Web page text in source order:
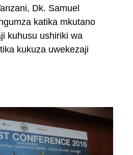
Dk. Samuel
katika mkutano
kuhusu ushiriki wa
kukuza uwekezaji